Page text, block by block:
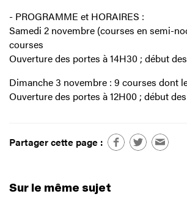
- PROGRAMME et HORAIRES :
Samedi 2 novembre (courses en semi-
courses
Ouverture des portes à 14H30 ; début
Dimanche 3 novembre : 9 courses dont
Ouverture des portes à 12H00 ; début
Partager cette page :
Sur le même sujet